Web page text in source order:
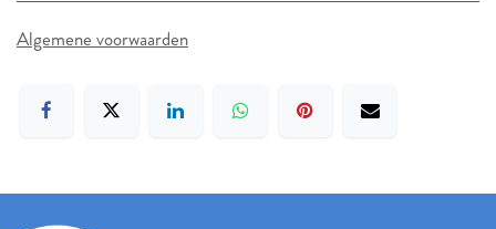
Algemene voorwaarden